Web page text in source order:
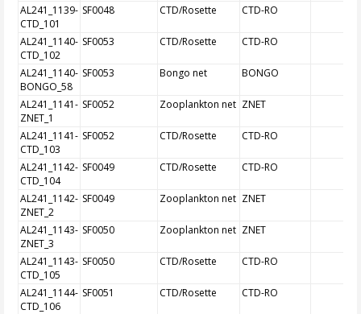
AL241_1139-
CTD_101
SF0048 CTD/Rosette CTD-RO
AL241_1140-
CTD_102
SF0053 CTD/Rosette CTD-RO
AL241_1140-
BONGO_58
SF0053 Bongo net BONGO
AL241_1141-
ZNET_1
SF0052 Zooplankton net ZNET
AL241_1141-
CTD_103
SF0052 CTD/Rosette CTD-RO
AL241_1142-
CTD_104
SF0049 CTD/Rosette CTD-RO
AL241_1142-
ZNET_2
SF0049 Zooplankton net ZNET
AL241_1143-
ZNET_3
SF0050 Zooplankton net ZNET
AL241_1143-
CTD_105
SF0050 CTD/Rosette CTD-RO
AL241_1144-
CTD_106
SF0051 CTD/Rosette CTD-RO